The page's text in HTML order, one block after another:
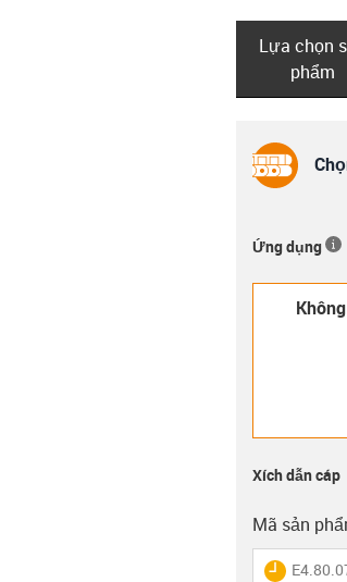
Lựa chọn
phẩm
Ứng dụng
Xích dẫn cáp
Mã sản
igus-